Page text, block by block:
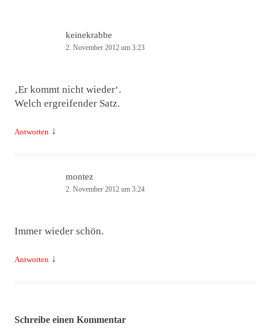
keinekrabbe
2. November 2012 um 3:23
‚Er kommt nicht wieder‘.
Welch ergreifender Satz.
Antworten ↓
montez
2. November 2012 um 3:24
Immer wieder schön.
Antworten ↓
Schreibe einen Kommentar